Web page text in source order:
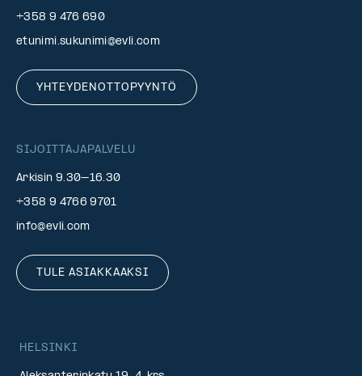
+358 9 476 690
etunimi.sukunimi@evli.com
YHTEYDENOTTOPYYNTÖ
SIJOITTAJAPALVELU
Arkisin 9.30–16.30
+358 9 4766 9701
info@evli.com
TULE ASIAKKAAKSI
HELSINKI